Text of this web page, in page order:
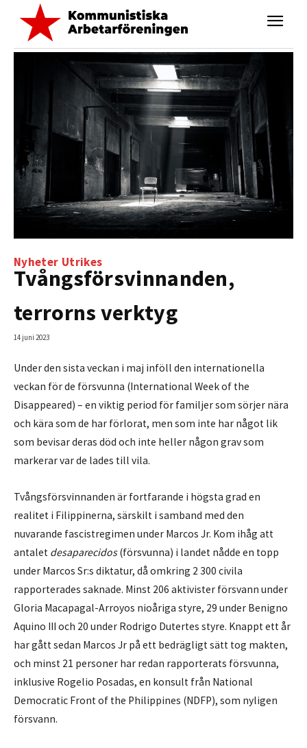
Nyheter Utrikes
Tvångsförsvinnanden,
terrorns verktyg
14 juni 2023
Under den sista veckan i maj inföll den internationella
veckan för de försvunna (International Week of the
Disappeared) – en viktig period för familjer som sörjer nära
och kära som de har förlorat, men som inte har något lik
som bevisar deras död och inte heller någon grav som
markerar var de lades till vila.
Tvångsförsvinnanden är fortfarande i högsta grad en
realitet i Filippinerna, särskilt i samband med den
nuvarande fascistregimen under Marcos Jr. Kom ihåg att
antalet desaparecidos(försvunna) i landet nådde en topp
under Marcos Sr:s diktatur, då omkring 2 300 civila
rapporterades saknade. Minst 206 aktivister försvann under
Gloria Macapagal-Arroyos nioåriga styre, 29 under Benigno
Aquino III och 20 under Rodrigo Dutertes styre. Knappt ett år
har gått sedan Marcos Jr på ett bedrägligt sätt tog makten,
och minst 21 personer har redan rapporterats försvunna,
inklusive Rogelio Posadas, en konsult från National
Democratic Front of the Philippines (NDFP), som nyligen
försvann.